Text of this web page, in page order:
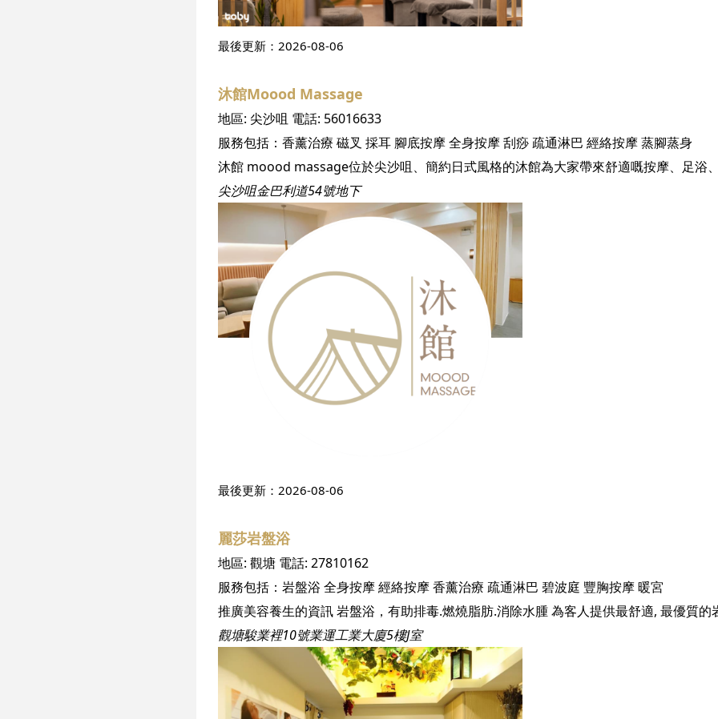
最後更新： 2026-08-06
沐館Moood Massage
地區: 尖沙咀 電話: 56016633
服務包括： 香薰治療 磁叉 採耳 腳底按摩全身按摩刮痧疏通淋巴 經絡按摩蒸腳蒸身
尖沙咀金巴利道54號地下
最後更新： 2026-08-06
麗莎岩盤浴
地區: 觀塘 電話: 27810162
服務包括： 岩盤浴 全身按摩經絡按摩香薰治療 疏通淋巴 碧波庭 豐胸按摩暖宮
推廣美容養生的資訊 岩盤浴，有助排毒.燃燒脂肪.消除水腫 為客人提供最舒適, 最優質的
觀塘駿業裡10號業運工業大廈5樓J室